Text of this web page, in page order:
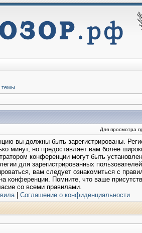
темы
Для просмотра
вы должны быть зарегистрированы.
минут, но предоставляет вам более
конференции могут быть
для зарегистрированных
вам следует ознакомиться с
конференции. Помните, что ваше
со всеми правилами.
| Соглашение о конфиденциальности